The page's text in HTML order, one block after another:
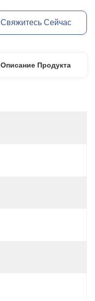
Свяжитесь Сейчас
Описание Продукта